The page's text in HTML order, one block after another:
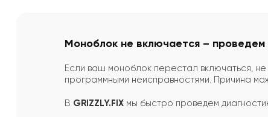
Моноблок не включается – проведем
Если ваш моноблок перестал включаться, не
программными неисправностями. Причина
В GRIZZLY.FIX мы быстро проведем